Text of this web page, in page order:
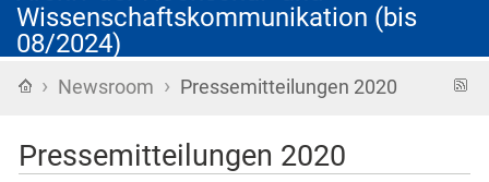
Wissenschaftskommunikation (bis
08/2024)
Startseite
› Newsroom › Pressemitteilungen 2020
Pressemitteilungen 2020